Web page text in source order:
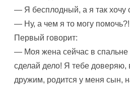
— Я бесплодный, а я так хочу
— Ну, а чем я то могу помочь?!
Первый говорит:
— Моя жена сейчас в спальне
сделай дело! Я тебе доверяю,
дружим, родится у меня сын,